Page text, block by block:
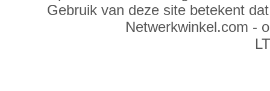
Gebruik van deze site betekent
Netwerkwinkel.com -